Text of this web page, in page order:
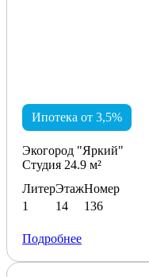
Ипотека от 3,5%
Экогород "Яркий"
Студия 24.9 м²
Литер
1
Этаж
14
Номер
136
Подробнее